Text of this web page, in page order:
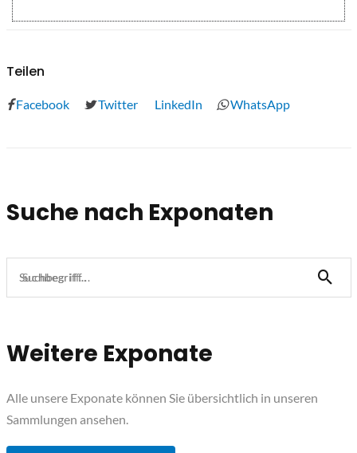
Teilen
Facebook Twitter LinkedIn WhatsApp
Suche nach Exponaten
Suchbegriff...
Weitere Exponate
Alle unsere Exponate können Sie übersichtlich in unseren
Sammlungen ansehen.